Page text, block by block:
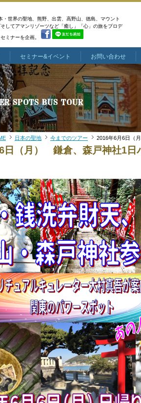
・世界の聖地、熊野、出雲、高野山、徳島、マウント
してアマンリゾーツなど 「癒し」「心」の旅をプロデ
ミナーを企画。
セミナー&イベント お問い合わせ
日本の聖地 今までのツアー 2016年6月6日（
日（月） 鎌倉、森戸神社1日